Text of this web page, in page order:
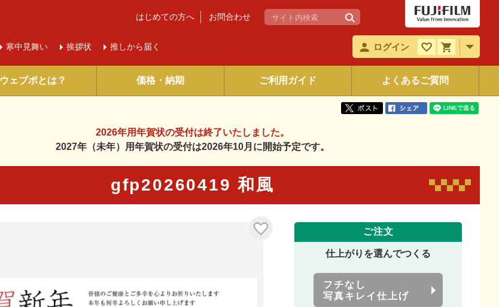
寒中 見舞い 挨拶状 推しから届く
はじめての方へ お問合わせ
ログイン
ウェブポとは？ 価格・納期 ご利用ガイド よくあるご質問
2026年用年賀状の受付は終了いたしました。
2027年（未年）用年賀状の受付は2026年10月に開始予定です。
gfp20260419 和風
ご注文
仕上がりを選んでつくる
フチなし
写真キレイ仕上げ